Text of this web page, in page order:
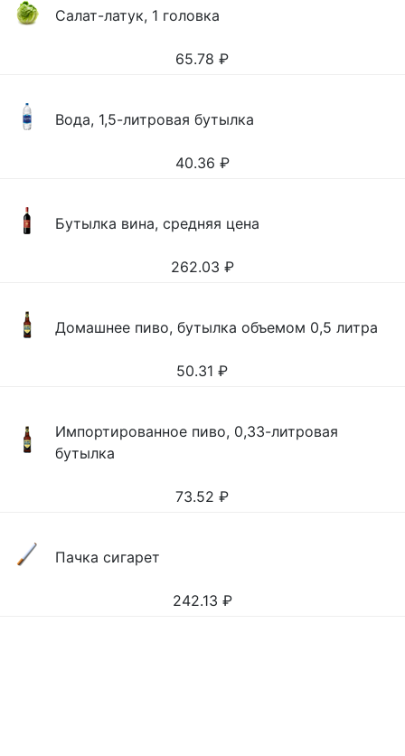
Салат-латук, 1 головка
65.78 ₽
Вода, 1,5-литровая бутылка
40.36 ₽
Бутылка вина, средняя цена
262.03 ₽
Домашнее пиво, бутылка объемом 0,5 литра
50.31 ₽
Импортированное пиво, 0,33-литровая
бутылка
73.52 ₽
Пачка сигарет
242.13 ₽